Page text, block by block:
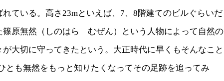
れている。高さ23mといえば、7、8階建てのビルぐらいだ
篠原無然（しのはら むぜん）という人物によって自然の
大切に守ってきたという。大正時代に早くもそんなこと
も無然をもっと知りたくなってその足跡を追ってみ